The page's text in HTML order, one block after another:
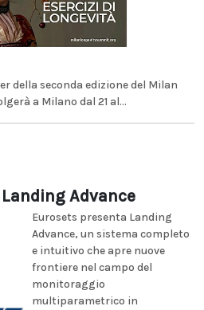
della seconda edizione del Milan
a Milano dal 21 al...
Advance
Eurosets presenta Landing
Advance, un sistema completo
e intuitivo che apre nuove
frontiere nel campo del
monitoraggio
multiparametrico in